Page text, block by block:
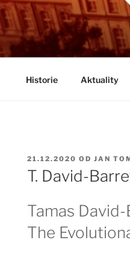
Určeno všem
Historie Aktuality
PUBLIKOVÁNO
21.12.2020 OD JAN
T. David-
Tamas
The